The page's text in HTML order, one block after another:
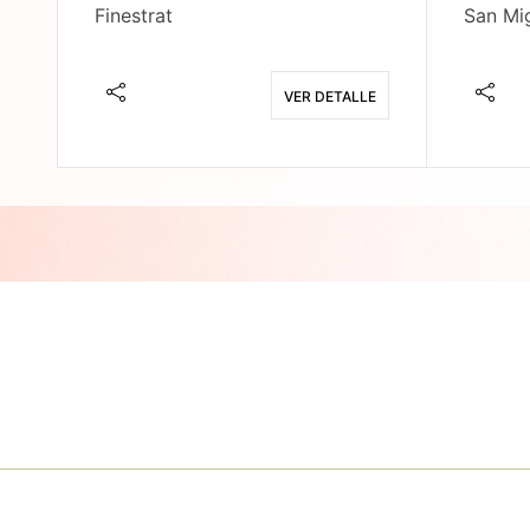
Finestrat
VER DETALLE
San